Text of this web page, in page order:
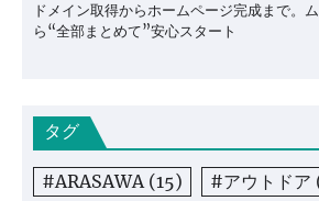
ドメイン取得からホームページ完成まで。
ら“全部まとめて”安心スタート
タグ
#ARASAWA(15) #アウトドア